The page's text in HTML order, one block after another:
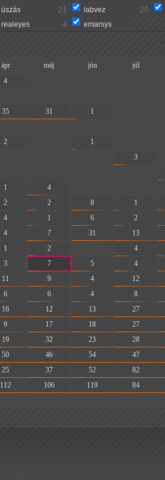
úszás 21 labvez 20
realeyes 4
emarsys
ápr máj jún júl
4
35 31 1
2 1
3
1 4
2 2 8 1
4 1 6 2
4 7 31 13
1 2 4
3 7 5 4
11 9 4 12
6 6 4 8
16 12 13 27
9 17 18 27
19 32 23 28
50 46 54 47
25 37 52 82
112 106 119 84